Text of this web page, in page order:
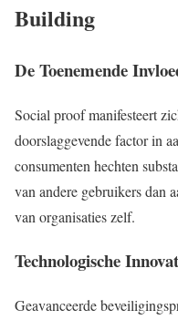
Building
De Toenemende
Social proof manifesteert
doorslaggevende factor in
consumenten hechten
van andere gebruikers dan
van organisaties zelf.
Technologische
Geavanceerde